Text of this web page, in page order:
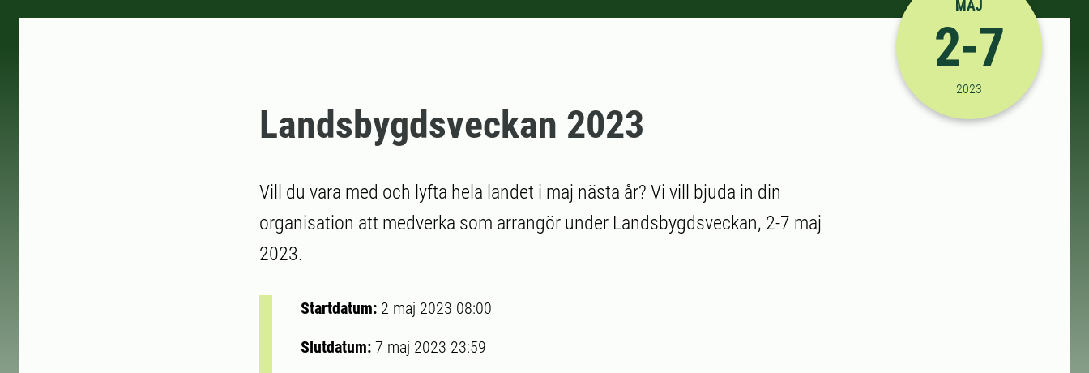
2023-05-02 08:00:00
MAJ
2-7
2023
Landsbygdsveckan 2023
Vill du vara med och lyfta hela landet i maj nästa år? Vi vill bjuda in din
organisation att medverka som arrangör under Landsbygdsveckan, 2-7 maj
2023.
Startdatum: 2 maj 2023 08:00
Slutdatum: 7 maj 2023 23:59